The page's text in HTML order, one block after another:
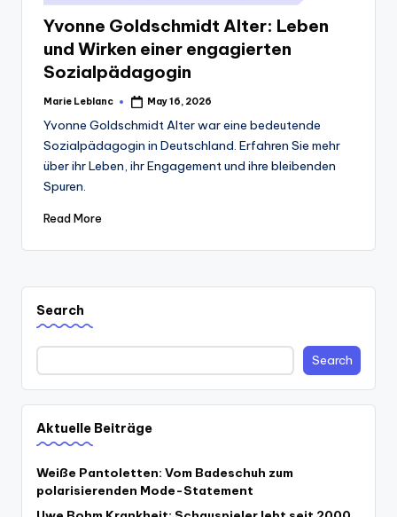
in
Yvonne Goldschmidt Alter: Leben
und Wirken einer engagierten
Sozialpädagogin
Posted
Marie Leblanc May 16, 2026
Yvonne Goldschmidt Alter war eine bedeutende
Sozialpädagogin in Deutschland. Erfahren Sie mehr
über ihr Leben, ihr Engagement und ihre bleibenden
Spuren.
Read More
Search
Search
Aktuelle Beiträge
Weiße Pantoletten: Vom Badeschuh zum
polarisierenden Mode-Statement